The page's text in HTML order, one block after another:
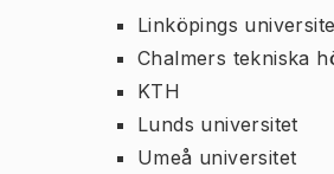
Linköpings
Chalmers tekniska
KTH
Lunds universitet
Umeå universitet